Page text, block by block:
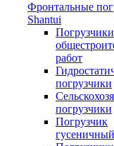
Фронтальные
Shantui
работ
погрузчики
погрузчики
Погрузчик
гусеничный